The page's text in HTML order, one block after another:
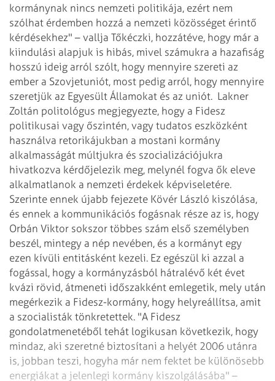
kormánynak nincs nemzeti politikája, ezért nem
szólhat érdemben hozzá a nemzeti közösséget érintő
kérdésekhez" – vallja Tőkéczki, hozzátéve, hogy már a
kiindulási alapjuk is hibás, mivel számukra a hazafiság
hosszú ideig arról szólt, hogy mennyire szereti az
ember a Szovjetuniót, most pedig arról, hogy mennyire
szeretjük az Egyesült Államokat és az uniót. Lakner
Zoltán politológus megjegyezte, hogy a Fidesz
politikusai vagy őszintén, vagy tudatos eszközként
használva retorikájukban a mostani kormány
alkalmasságát múltjukra és szocializációjukra
hivatkozva kérdőjelezik meg, melynél fogva ők eleve
alkalmatlanok a nemzeti érdekek képviseletére.
Szerinte ennek újabb fejezete Kövér László kiszólása,
és ennek a kommunikációs fogásnak része az is, hogy
Orbán Viktor sokszor többes szám első személyben
beszél, mintegy a nép nevében, és a kormányt egy
ezen kívüli entitásként kezeli. Ez egészül ki azzal a
fogással, hogy a kormányzásból hátralévő két évet
kvázi rövid, átmeneti időszakként emlegetik, mely után
megérkezik a Fidesz-kormány, hogy helyreállítsa, amit
a szocialisták tönkretettek. "A Fidesz
gondolatmenetéből tehát logikusan következik, hogy
mindaz, aki szeretné biztosítani a helyét 2006 utánra
is, jobban teszi, hogyha már nem fektet be különösebb
energiákat a jelenlegi kormány kiszolgálásába" –